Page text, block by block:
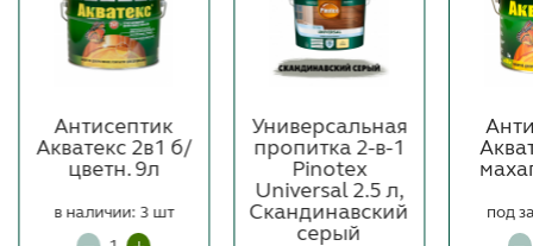
Антисептик
Акватекс 2в1 б/
цветн. 9л
в наличии: 3 шт
Универсальная
пропитка 2-в-1
Pinotex
Universal 2.5 л,
Скандинавский
серый
под